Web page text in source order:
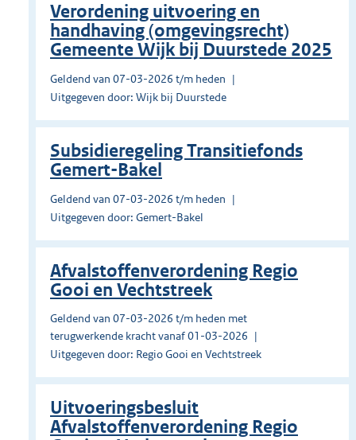
Verordening uitvoering en
handhaving (omgevingsrecht)
Gemeente Wijk bij Duurstede 2025
Geldend van 07-03-2026 t/m heden
Uitgegeven door: Wijk bij Duurstede
Subsidieregeling Transitiefonds
Gemert-Bakel
Geldend van 07-03-2026 t/m heden
Uitgegeven door: Gemert-Bakel
Afvalstoffenverordening Regio
Gooi en Vechtstreek
Geldend van 07-03-2026 t/m heden met
terugwerkende kracht vanaf 01-03-2026
Uitgegeven door: Regio Gooi en Vechtstreek
Uitvoeringsbesluit
Afvalstoffenverordening Regio